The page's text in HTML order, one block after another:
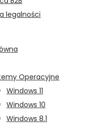
legalności
Operacyjne
Windows 11
Windows 10
Windows 8.1